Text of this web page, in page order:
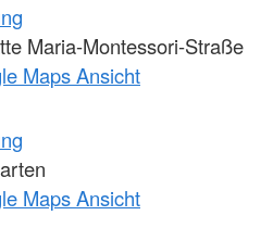
Maria-Montessori-Straße
Maps Ansicht
Maps Ansicht